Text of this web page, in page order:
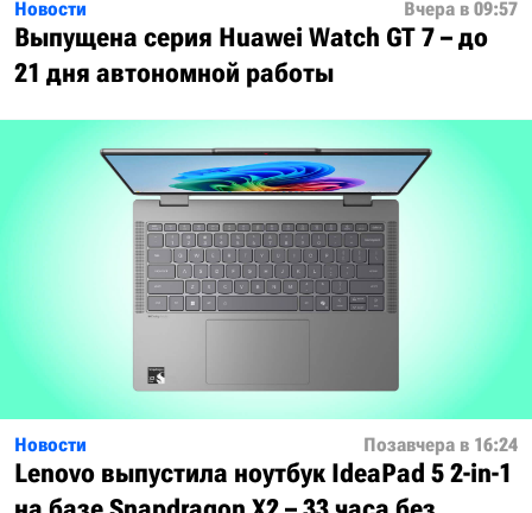
Новости Вчера в 09:57
Выпущена серия Huawei Watch GT 7 – до
21 дня автономной работы
Новости Позавчера в 16:24
Lenovo выпустила ноутбук IdeaPad 5 2-in-1